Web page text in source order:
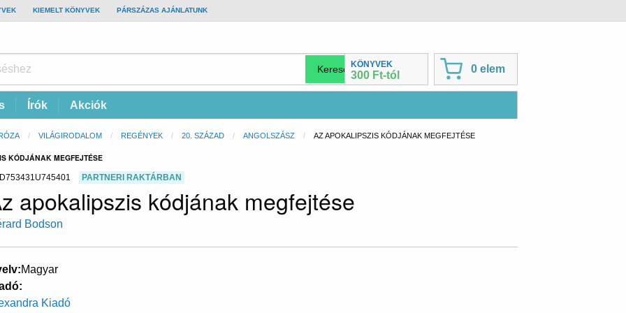
KIEMELT KÖNYVEK PÁRSZÁZAS AJÁNLATUNK
KÖNYVEK
300 Ft-tól
0 elem
Írók Akciók
VILÁGIRODALOM REGÉNYEK 20. SZÁZAD ANGOLSZÁSZ CURRENT:
AZ APOKALIPSZIS KÓDJÁNAK MEGFEJTÉSE
KÓDJÁNAK MEGFEJTÉSE
PARTNERI RAKTÁRBAN
apokalipszis kódjának megfejtése
Bodson
Magyar
Kiadó